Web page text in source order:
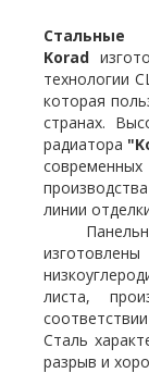
Korad
технологии
которая
странах.
радиатора
линии
листа,
Сталь
разрыв и